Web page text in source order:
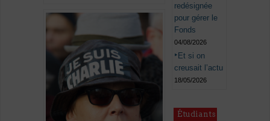
redésignée
pour gérer le
Fonds
04/08/2026
Et si on
creusait l’actu
18/05/2026
Étudiants